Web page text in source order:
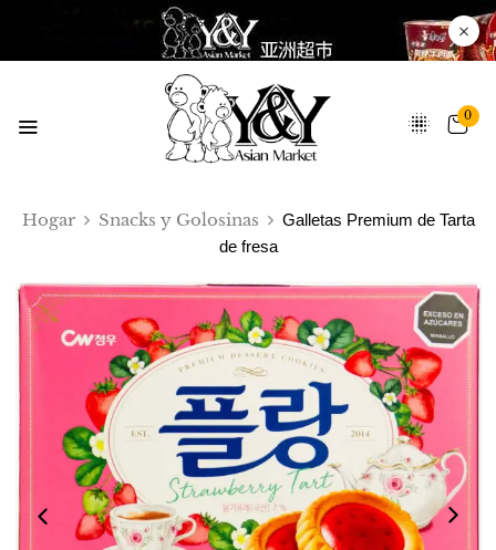
0
Hogar Snacks y Golosinas
Galletas Premium de Tarta
de fresa